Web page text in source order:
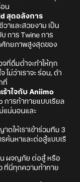
อน
สุดอลังการ
าและสวยงาม เป็น
การ Twine การ
ศักยภาพสูงสุดของ
ที่ดื่มด่ำจะทำให้ทุก
ไม่ว่าเราจะ ร่อน, ดำ
ที่
ร้าใจกับ Aniimo
การท้าทายแบบเรียล
แน่นอนและ
ตให้เราเข้าร่วมทีม 3
รค้นหาและต่อสู้แบบเรี
คน ผจญภัย ต่อสู้ หรือ
ที่นี่ทุกความท้าทาย